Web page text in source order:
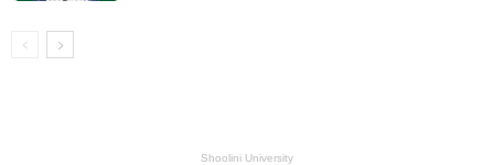
Shoolini University